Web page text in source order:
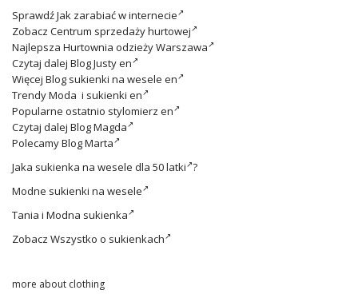
SprawdźJak zarabiać w internecie
Zobacz Centrum sprzedaży hurtowej
Najlepsza Hurtownia odzieży Warszawa
Czytaj dalej Blog Justy en
Więcej Blog sukienki na wesele en
TrendyModa i sukienki en
Popularne ostatnio stylomierz en
Czytaj dalej Blog Magda
PolecamyBlog Marta
Jaka sukienka na wesele dla 50 latki ?
Modne sukienki na wesele
Tania i Modna sukienka
Zobacz Wszystko o sukienkach
more about clothing